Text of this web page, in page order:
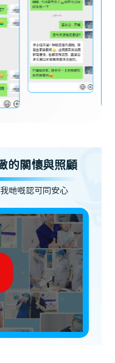
的關懷與照顧
哋嘅認可同安心